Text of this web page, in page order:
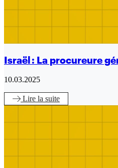
Israël : La procureure
10.03.2025
Lire la suite